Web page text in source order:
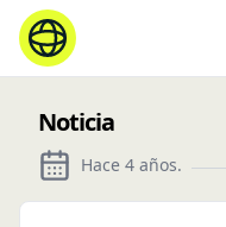
Noticia
Hace 4 años.